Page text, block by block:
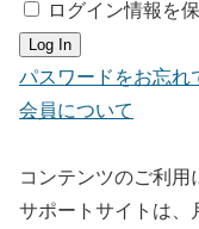
ログイン情報を
パスワードをお忘れ
会員について
コンテンツのご利
サポートサイトは、